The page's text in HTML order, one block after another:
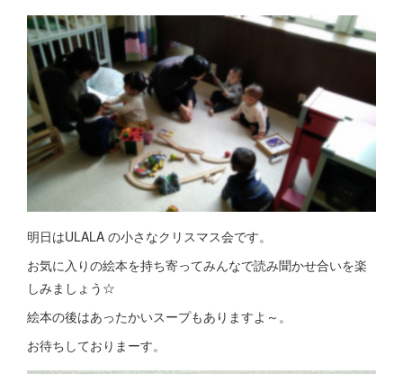
明日はULALA の小さなクリスマス会です。
お気に入りの絵本を持ち寄ってみんなで読み聞かせ合いを楽
しみましょう☆
絵本の後はあったかいスープもありますよ～。
お待ちしておりまーす。